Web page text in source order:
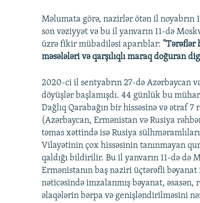
Məlumata görə, nazirlər ötən il noyabrın
son vəziyyət və bu il yanvarın 11-də
üzrə fikir mübadiləsi aparıblar: "Tərəflər
məsələləri və qarşılıqlı maraq doğuran
2020-ci il sentyabrın 27-də Azərbaycan
döyüşlər başlamışdı. 44 günlük bu
Dağlıq Qarabağın bir hissəsinə və ətraf 7
(Azərbaycan, Ermənistan və Rusiya
təmas xəttində isə Rusiya
Vilayətinin çox hissəsinin tanınmayan
qaldığı bildirilir. Bu il yanvarın 11-də də
Ermənistanın baş naziri üçtərəfli
nəticəsində imzalanmış bəyanat,
əlaqələrin bərpa və genişləndirilməsini